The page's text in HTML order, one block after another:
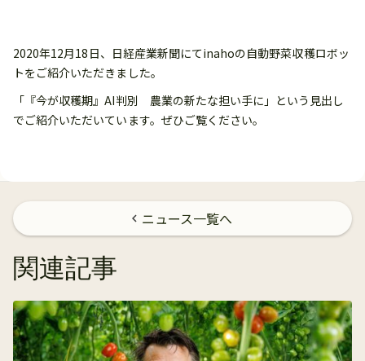
2020年12月18日、日経産業新聞にてinahoの自動野菜収穫ロボッ
トをご紹介いただきました。
「『今が収穫期』AI判別 農業の新たな担い手に」という見出し
でご紹介いただいています。ぜひご覧ください。
chevron_left ニュース一覧へ
関連記事